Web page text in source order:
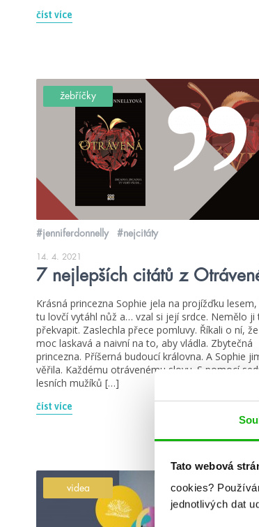
Tato webová
cookies?
jednotlivých dat
číst více
žebříčky
#jenniferdonnelly #nejcitáty
14. 4. 2021
7 nejlepších citátů z
Krásná princezna Sophie jela na projížďku lesem,
tu lovčí vytáhl nůž a… vzal si její srdce. Nemělo ji
překvapit. Zaslechla přece pomluvy. Říkali o ní,
moc laskavá a naivní na to, aby vládla. Zbytečná
princezna. Příšerná budoucí královna. A Sophie
věřila. Každému otrávenému slovu. S pomocí
lesních mužíků […]
číst více
videa